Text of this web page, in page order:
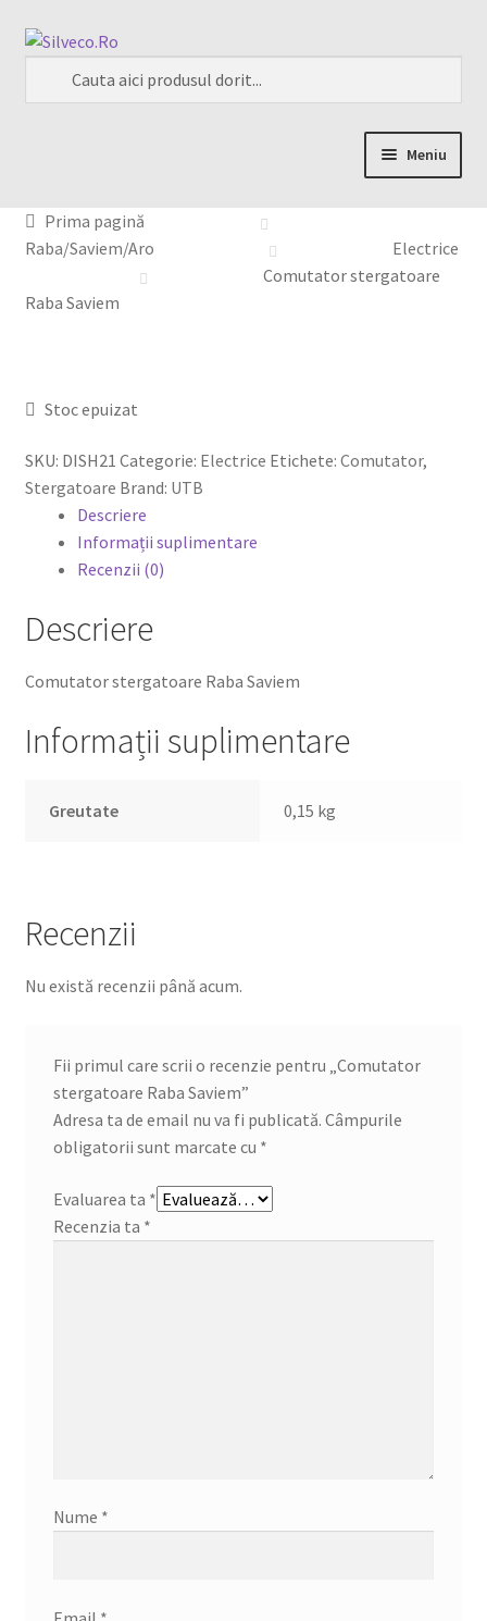
Meniu
Despre
Prima pagină
Raba/Saviem/Aro
Electrice
Comutator stergatoare
Raba Saviem
Stoc epuizat
SKU: DISH21 Categorie: Electrice Etichete: Comutator,
Stergatoare Brand: UTB
Descriere
Informații suplimentare
Recenzii (0)
Descriere
Comutator stergatoare Raba Saviem
Informații suplimentare
Greutate 0,15 kg
Recenzii
Nu există recenzii până acum.
Fii primul care scrii o recenzie pentru „Comutator
stergatoare Raba Saviem”
Adresa ta de email nu va fi publicată. Câmpurile
obligatorii sunt marcate cu *
Evaluarea ta *
Recenzia ta *
Nume *